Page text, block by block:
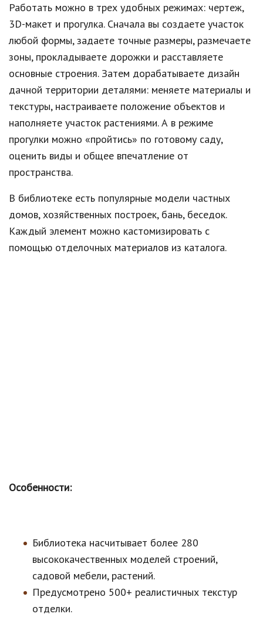
Работать можно в трех удобных режимах: чертеж,
3D-макет и прогулка. Сначала вы создаете участок
любой формы, задаете точные размеры, размечаете
зоны, прокладываете дорожки и расставляете
основные строения. Затем дорабатываете дизайн
дачной территории деталями: меняете материалы и
текстуры, настраиваете положение объектов и
наполняете участок растениями. А в режиме
прогулки можно «пройтись» по готовому саду,
оценить виды и общее впечатление от
пространства.
В библиотеке есть популярные модели частных
домов, хозяйственных построек, бань, беседок.
Каждый элемент можно кастомизировать с
помощью отделочных материалов из каталога.
Особенности:
Библиотека насчитывает более 280
высококачественных моделей строений,
садовой мебели, растений.
Предусмотрено 500+ реалистичных текстур
отделки.